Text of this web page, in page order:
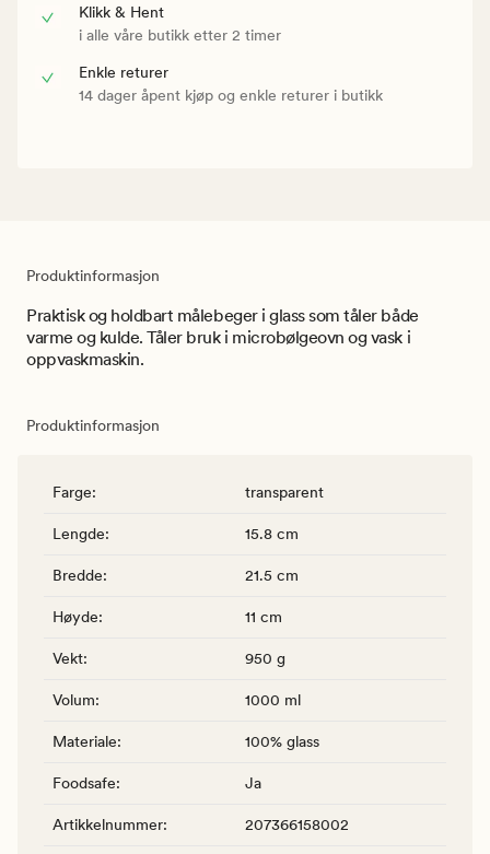
Klikk & Hent
i alle våre butikk etter 2 timer
Enkle returer
14 dager åpent kjøp og enkle returer i butikk
Produktinformasjon
Praktisk og holdbart målebeger i glass som tåler både
varme og kulde. Tåler bruk i microbølgeovn og vask i
oppvaskmaskin.
Produktinformasjon
Farge: transparent
Lengde: 15.8 cm
Bredde: 21.5 cm
Høyde: 11 cm
Vekt: 950 g
Volum: 1000 ml
Materiale: 100% glass
Foodsafe: Ja
Artikkelnummer: 207366158002